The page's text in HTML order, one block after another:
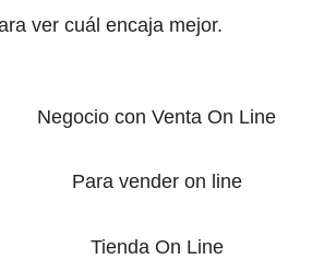
ver cuál encaja mejor.
Negocio con Venta On Line
Para vender on line
Tienda On Line